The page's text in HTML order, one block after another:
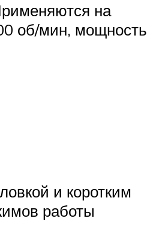
на
об/мин, мощность
и коротким
работы